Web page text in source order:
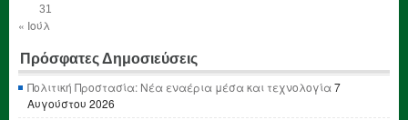
31
« Ιούλ
Πρόσφατες Δημοσιεύσεις
Πολιτική Προστασία: Νέα εναέρια μέσα και τεχνολογία7
Αυγούστου 2026